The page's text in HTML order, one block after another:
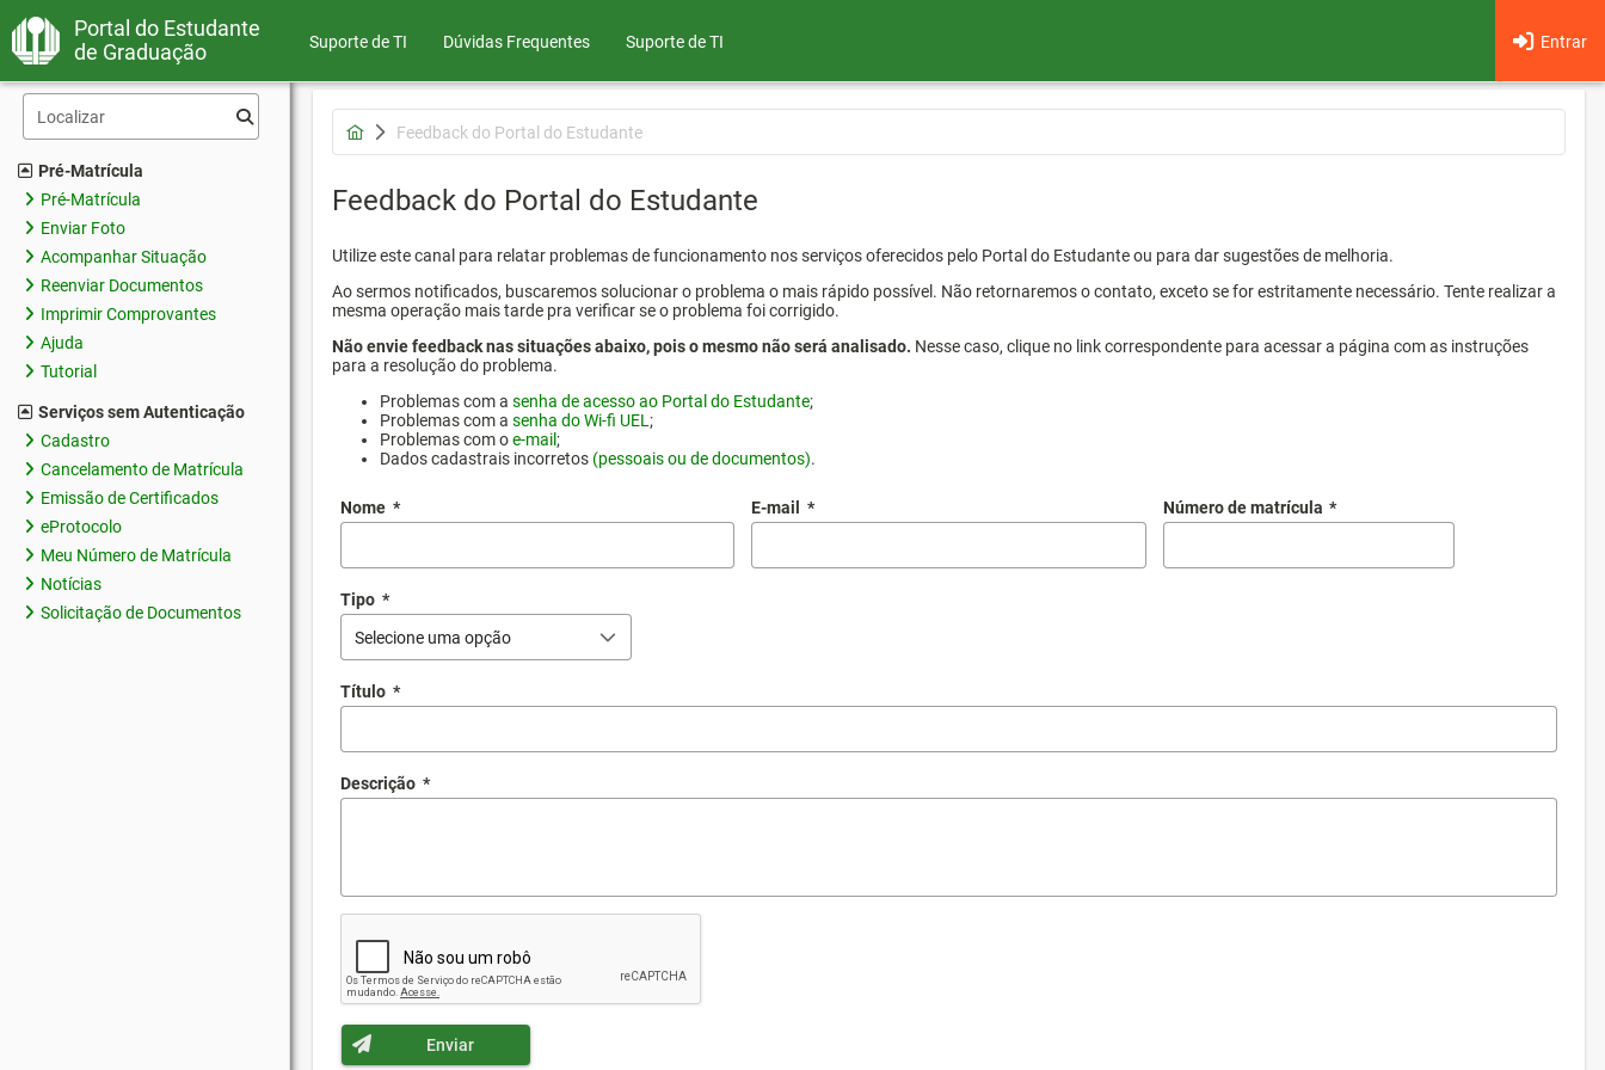
Portal do Estudante
de Graduação
Suporte de TI Dúvidas Frequentes Entrar
Suporte de TI
Pré-Matrícula
Pré-Matrícula
Enviar Foto
Acompanhar Situação
Reenviar Documentos
Imprimir Comprovantes
Ajuda
Tutorial
Serviços sem Autenticação
Cadastro
Cancelamento de Matrícula
Emissão de Certificados
eProtocolo
Meu Número de Matrícula
Notícias
Solicitação de Documentos
Feedback do Portal do Estudante
Feedback do Portal do Estudante
Utilize este canal para relatar problemas de funcionamento nos serviços oferecidos pelo Portal do Estudante ou para dar sugestões de melhoria.
Ao sermos notificados, buscaremos solucionar o problema o mais rápido possível. Não retornaremos o contato, exceto se for estritamente necessário. Tente realizar a
mesma operação mais tarde pra verificar se o problema foi corrigido.
Não envie feedback nas situações abaixo, pois o mesmo não será analisado. Nesse caso, clique no link correspondente para acessar a página com as instruções
para a resolução do problema.
Problemas com a senha de acesso ao Portal do Estudante;
Problemas com a senha do Wi-fi UEL ;
Problemas com oe-mail;
Dados cadastrais incorretos (pessoais ou de documentos).
Nome * E-mail * Número de matrícula *
Tipo *
Selecione uma opção
Título *
Descrição *
Enviar